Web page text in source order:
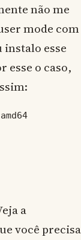
não me
mode com
instalo esse
esse o caso,
a
você